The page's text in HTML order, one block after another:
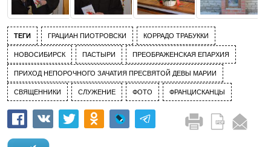
ТЕГИ ГРАЦИАН ПИОТРОВСКИ КОРРАДО ТРАБУККИ
НОВОСИБИРСК ПАСТЫРИ ПРЕОБРАЖЕНСКАЯ ЕПАРХИЯ
ПРИХОД НЕПОРОЧНОГО ЗАЧАТИЯ ПРЕСВЯТОЙ ДЕВЫ МАРИИ
СВЯЩЕННИКИ СЛУЖЕНИЕ ФОТО ФРАНЦИСКАНЦЫ